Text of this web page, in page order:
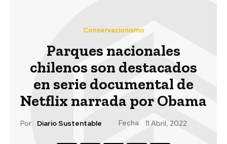
Conservacionismo
Parques nacionales
chilenos son destacados
en serie documental de
Netflix narrada por Obama
Por: Diario Sustentable Fecha: 11 Abril, 2022